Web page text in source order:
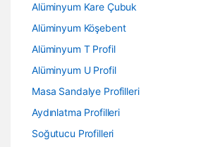
Alüminyum Kare Çubuk
Alüminyum Köşebent
Alüminyum T Profil
Alüminyum U Profil
Masa Sandalye Profilleri
Aydınlatma Profilleri
Soğutucu Profilleri